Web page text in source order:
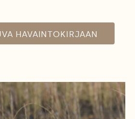
HAVAINTOKIRJAAN